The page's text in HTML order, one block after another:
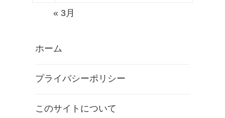
« 3月
ホーム
プライバシーポリシー
このサイトについて